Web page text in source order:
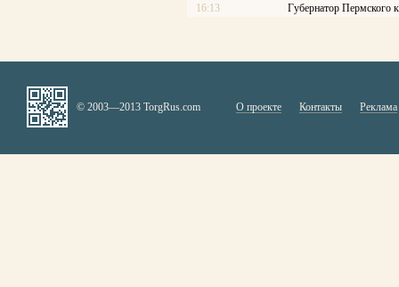
16:13
Губернатор Пермского
© 2003—2013 TorgRus.com О проекте Контакты Реклама